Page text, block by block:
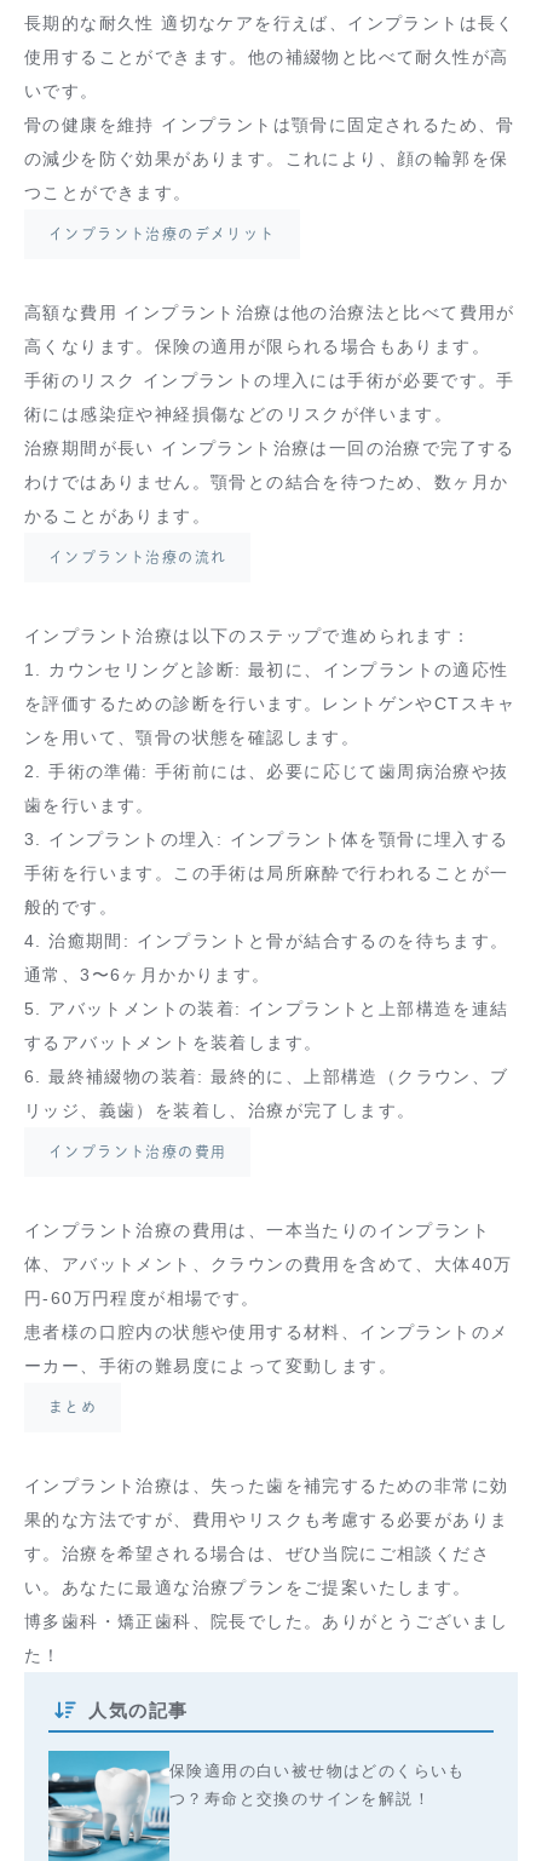
長期的な耐久性 適切なケアを行えば、インプラントは長く
使用することができます。他の補綴物と比べて耐久性が高
いです。
骨の健康を維持 インプラントは顎骨に固定されるため、骨
の減少を防ぐ効果があります。これにより、顔の輪郭を保
つことができます。
インプラント治療のデメリット
高額な費用 インプラント治療は他の治療法と比べて費用が
高くなります。保険の適用が限られる場合もあります。
手術のリスク インプラントの埋入には手術が必要です。手
術には感染症や神経損傷などのリスクが伴います。
治療期間が長い インプラント治療は一回の治療で完了する
わけではありません。顎骨との結合を待つため、数ヶ月か
かることがあります。
インプラント治療の流れ
インプラント治療は以下のステップで進められます：
1. カウンセリングと診断: 最初に、インプラントの適応性
を評価するための診断を行います。レントゲンやCTスキャ
ンを用いて、顎骨の状態を確認します。
2. 手術の準備: 手術前には、必要に応じて歯周病治療や抜
歯を行います。
3. インプラントの埋入: インプラント体を顎骨に埋入する
手術を行います。この手術は局所麻酔で行われることが一
般的です。
4. 治癒期間: インプラントと骨が結合するのを待ちます。
通常、3〜6ヶ月かかります。
5. アバットメントの装着: インプラントと上部構造を連結
するアバットメントを装着します。
6. 最終補綴物の装着: 最終的に、上部構造（クラウン、ブ
リッジ、義歯）を装着し、治療が完了します。
インプラント治療の費用
インプラント治療の費用は、一本当たりのインプラント
体、アバットメント、クラウンの費用を含めて、大体40万
円-60万円程度が相場です。
患者様の口腔内の状態や使用する材料、インプラントのメ
ーカー、手術の難易度によって変動します。
まとめ
インプラント治療は、失った歯を補完するための非常に効
果的な方法ですが、費用やリスクも考慮する必要がありま
す。治療を希望される場合は、ぜひ当院にご相談くださ
い。あなたに最適な治療プランをご提案いたします。
博多歯科・矯正歯科、院長でした。ありがとうございまし
た！
人気の記事
保険適用の白い被せ物はどのくらいも
つ？寿命と交換のサインを解説！